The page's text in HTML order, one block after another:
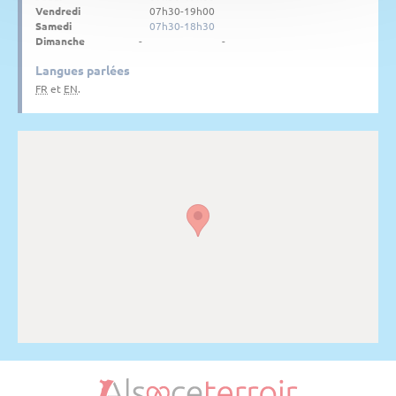
Vendredi
07h30-19h00
Samedi
07h30-18h30
Dimanche
- -
Langues parlées
FR et EN.